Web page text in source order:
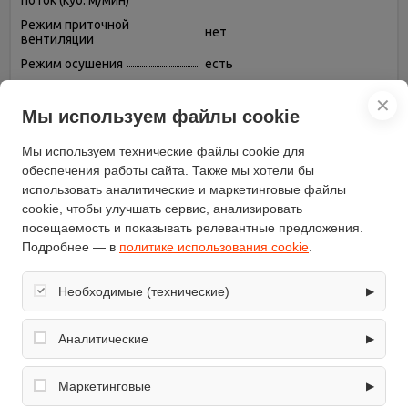
Режим приточной
вентиляции
нет
Режим осушения
есть
Таймер включения/
Тип хладагента
R 410A
Фаза
однофазный
Фильтры тонкой очистки
воздуха
нет
Регулировка скорости
вращения вентилятора
Режим вентиляции (без
охлаждения и обогрева)
есть
Автоматическое
поддержание температуры
Ночной режим
Возможность регулировки
✕
Мы используем файлы cookie
Мы используем технические файлы cookie для
обеспечения работы сайта. Также мы хотели бы
использовать аналитические и маркетинговые файлы
cookie, чтобы улучшать сервис, анализировать
посещаемость и показывать релевантные предложения.
Подробнее — в политике использования cookie
Необходимые (технические) ▶
Обеспечивают корректную работу сайта: оформление
заказа, корзина, вход в личный кабинет. Без них основные
Аналитические ▶
Собирают обезличенную информацию о посещениях и
использовании сайта (например, счётчики аналитики),
Маркетинговые ▶